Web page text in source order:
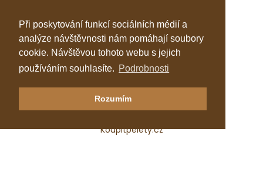
Při poskytování funkcí sociálních médií a
analýze návštěvnosti nám pomáhají soubory
cookie. Návštěvou tohoto webu s jejich
používáním souhlasíte. Podrobnosti
Rozumím
Klastr Česká peleta
Katalog topenářů
Koupitpelety.cz